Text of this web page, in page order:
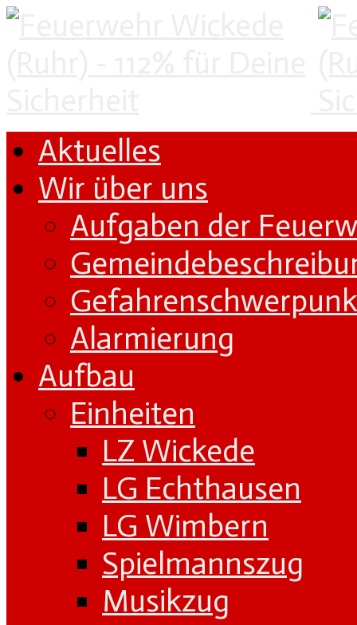
Aktuelles
Wir über uns
Aufgaben der
Alarmierung
Aufbau
Einheiten
LZ Wickede
LG Echthausen
LG Wimbern
Spielmannszug
Musikzug